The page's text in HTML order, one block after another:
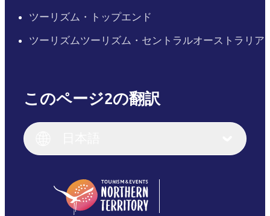
ツーリズム・トップエンド
ツーリズムツーリズム・セントラルオーストラリア
このページ2の翻訳
English (US)
English
(Singapore)
繁體中文